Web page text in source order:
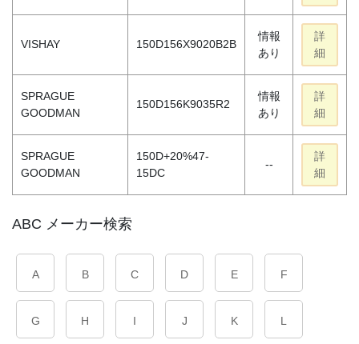
VISHAY 150D156X9020B2B
情報
あり
詳
細
SPRAGUE
GOODMAN
150D156K9035R2
情報
あり
詳
細
SPRAGUE
GOODMAN
150D+20%47-
15DC
--
詳
細
ABC メーカー検索
A B C D E F
G H I J K L